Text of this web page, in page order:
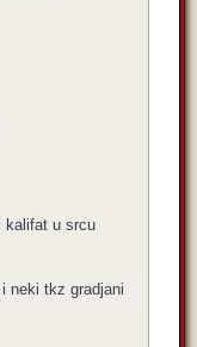
kalifat u srcu
neki tkz gradjani